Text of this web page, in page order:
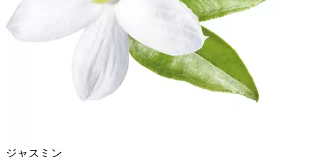
ジャスミン